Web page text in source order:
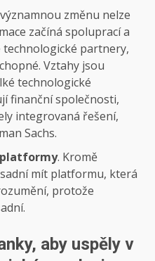
změnu nelze
začíná spoluprací a
partnery,
Vztahy jsou
technologické
finanční společnosti,
integrovaná řešení,
Sachs.
. Kromě
mít platformu, která
protože
aby uspěly v